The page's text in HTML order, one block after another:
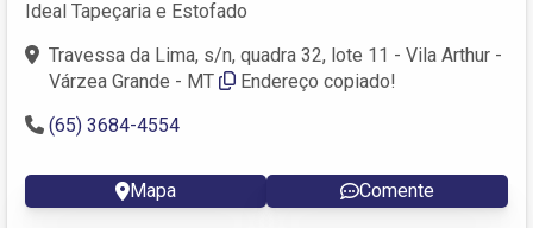
Ideal Tapeçaria e Estofado
Travessa da Lima, s/n, quadra 32, lote 11 - Vila Arthur -
Várzea Grande - MT
Endereço copiado!
(65) 3684-4554
Mapa Comente